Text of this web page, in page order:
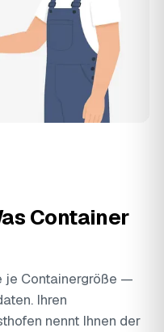
Container
je Containergröße —
Ihren
nennt Ihnen der